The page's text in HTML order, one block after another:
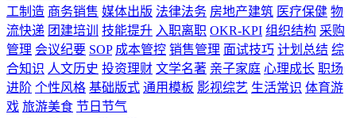
工制造 商务销售 媒体出版 法律法务 房地产建筑 医疗保健 物
流快递 团建培训 技能提升 入职离职 OKR-KPI 组织结构 采购
管理 会议纪要 SOP 成本管控 销售管理 面试技巧 计划总结 综
合知识 人文历史 投资理财 文学名著 亲子家庭 心理成长 职场
进阶 个性风格 基础版式 通用模板 影视综艺 生活常识 体育游
戏 旅游美食 节日节气